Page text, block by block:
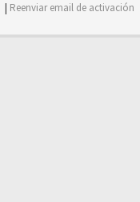
| Reenviar email de activación